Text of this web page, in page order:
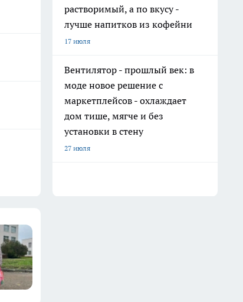
растворимый, а по вкусу -
лучше напитков из кофейни
17 июля
Вентилятор - прошлый век: в
моде новое решение с
маркетплейсов - охлаждает
дом тише, мягче и без
установки в стену
27 июля